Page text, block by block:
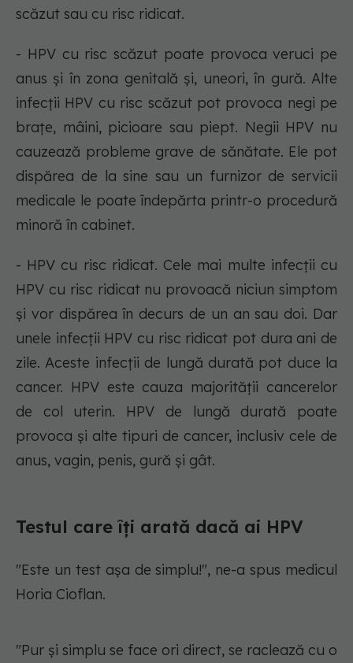
scăzut sau cu risc ridicat.
- HPV cu risc scăzut poate provoca veruci pe
anus și în zona genitală și, uneori, în gură. Alte
infecții HPV cu risc scăzut pot provoca negi pe
brațe, mâini, picioare sau piept. Negii HPV nu
cauzează probleme grave de sănătate. Ele pot
dispărea de la sine sau un furnizor de servicii
medicale le poate îndepărta printr-o procedură
minoră în cabinet.
- HPV cu risc ridicat. Cele mai multe infecții cu
HPV cu risc ridicat nu provoacă niciun simptom
și vor dispărea în decurs de un an sau doi. Dar
unele infecții HPV cu risc ridicat pot dura ani de
zile. Aceste infecții de lungă durată pot duce la
cancer. HPV este cauza majorității cancerelor
de col uterin. HPV de lungă durată poate
provoca și alte tipuri de cancer, inclusiv cele de
anus, vagin, penis, gură și gât.
Testul care îți arată dacă ai HPV
"Este un test așa de simplu!", ne-a spus medicul
Horia Cioflan.
"Pur și simplu se face ori direct, se raclează cu o